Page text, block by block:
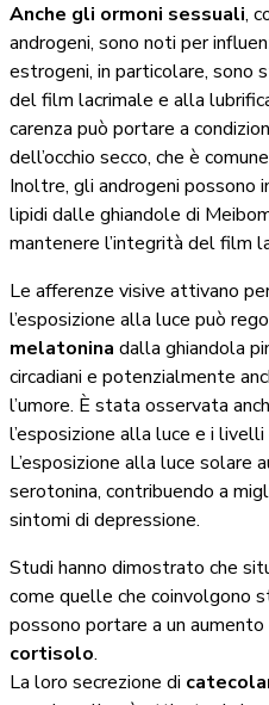
Anche gli ormoni sessuali,
androgeni, sono noti per
estrogeni, in particolare, sono
del film lacrimale e alla
carenza può portare a
dell’occhio secco, che è
Inoltre, gli androgeni possono
lipidi dalle ghiandole di
mantenere l’integrità del film
Le afferenze visive attivano
l’esposizione alla luce può
melatonina dalla ghiandola
circadiani e potenzialmente
l’umore. È stata osservata
l’esposizione alla luce e i
L’esposizione alla luce solare
serotonina, contribuendo a
sintomi di depressione.
Studi hanno dimostrato che
come quelle che coinvolgono
possono portare a un
cortisolo.
La loro secrezione di